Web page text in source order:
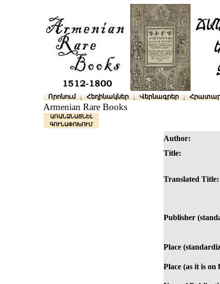
Որոնում Հեղինակներ Վերնագրեր
Armenian Rare Books
ԱՌԱՆՁՆԱՑՆԵԼ
ԳՈՒՆԱՓՈԽՈՒՄ
Author:
Title:
Translated Title:
Publisher
Place
Place (as it is on